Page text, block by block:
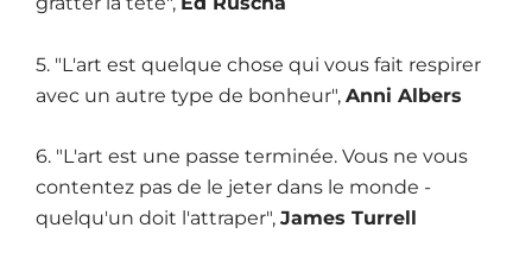
5. "L'art est quelque chose qui vous fait respirer
avec un autre type de bonheur", Anni Albers
6. "L'art est une passe terminée. Vous ne vous
contentez pas de le jeter dans le monde -
quelqu'un doit l'attraper", James Turrell